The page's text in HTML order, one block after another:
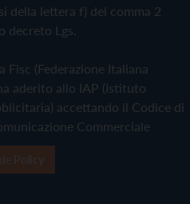
della lettera f) del comma 2
decreto Lgs.
Fisc (Federazione Italiana
aderito allo IAP (Istituto
accettando il Codice di
Commerciale